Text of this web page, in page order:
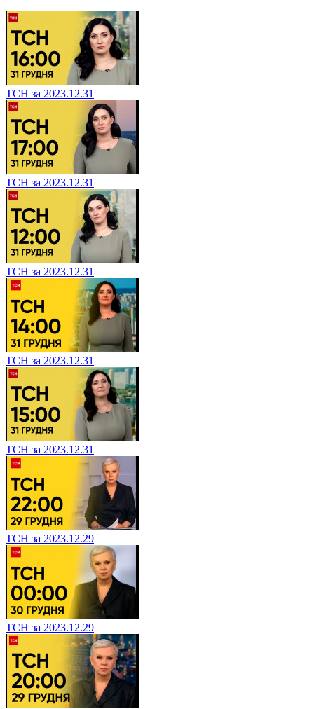
ТСН за 2023.12.31
ТСН за 2023.12.31
ТСН за 2023.12.31
ТСН за 2023.12.31
ТСН за 2023.12.31
ТСН за 2023.12.29
ТСН за 2023.12.29